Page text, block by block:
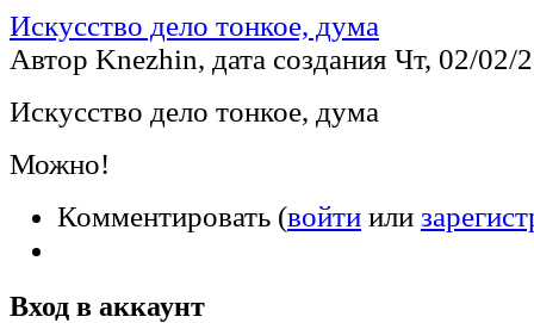
Искусство дело тонкое, дума
Автор Knezhin, дата создания Чт, 02/02/
Искусство дело тонкое, дума
Можно!
Комментировать (войти или
Вход в аккаунт